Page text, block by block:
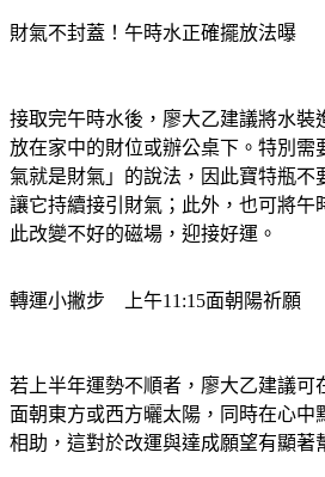
財氣不封蓋！午時水正確擺放法曝
接取完午時水後，廖大乙建議將水裝
放在家中的財位或辦公桌下。特別需
氣就是財氣」的說法，因此寶特瓶不
讓它持續接引財氣；此外，也可將午
此改變不好的磁場，迎接好運。
轉運小撇步　上午11:15面朝陽祈願
若上半年運勢不順者，廖大乙建議可
面朝東方或西方曬太陽，同時在心中
相助，這對於改運與達成願望有顯著